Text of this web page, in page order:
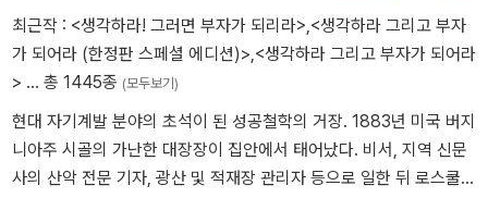
바이어던』 『살면서 한번은 묻게 되는 질문들』 『상상하면 이긴다』 등
이 있다.
최근작 : <생각하라! 그러면 부자가 되리라>,<생각하라 그리고 부자
가 되어라 (한정판 스페셜 에디션)>,<생각하라 그리고 부자가 되어라
> … 총 1445종 (모두보기)
현대 자기계발 분야의 초석이 된 성공철학의 거장. 1883년 미국 버지
니아주 시골의 가난한 대장장이 집안에서 태어났다. 비서, 지역 신문
사의 산악 전문 기자, 광산 및 적재장 관리자 등으로 일한 뒤 로스쿨에